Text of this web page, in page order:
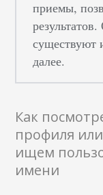
приемы,
существуют
далее.
Как
профиля
ищем
имени